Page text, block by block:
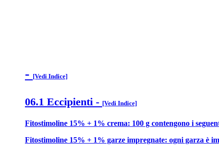
- [Vedi Indice]
06.1 Eccipienti - [Vedi Indice]
Fitostimoline 15% + 1% crema: 100 g contengono i
Fitostimoline 15% + 1% garze impregnate: ogni garza è